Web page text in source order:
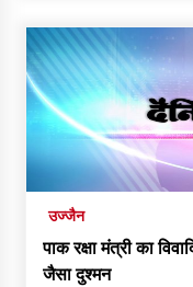
उज्जैन
पाक रक्षा मंत्री का
जैसा दुश्मन